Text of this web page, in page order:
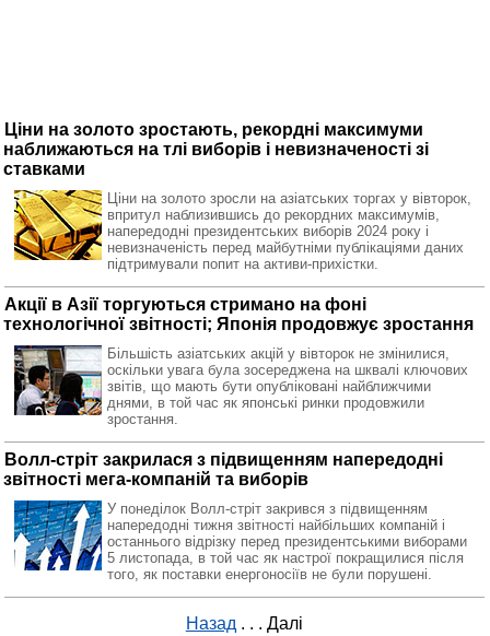
Ціни на золото зростають, рекордні максимуми
наближаються на тлі виборів і невизначеності зі
ставками
Ціни на золото зросли на азіатських торгах у вівторок,
впритул наблизившись до рекордних максимумів,
напередодні президентських виборів 2024 року і
невизначеність перед майбутніми публікаціями даних
підтримували попит на активи-прихістки.
Акції в Азії торгуються стримано на фоні
технологічної звітності; Японія продовжує зростання
Більшість азіатських акцій у вівторок не змінилися,
оскільки увага була зосереджена на шквалі ключових
звітів, що мають бути опубліковані найближчими
днями, в той час як японські ринки продовжили
зростання.
Волл-стріт закрилася з підвищенням напередодні
звітності мега-компаній та виборів
У понеділок Волл-стріт закрився з підвищенням
напередодні тижня звітності найбільших компаній і
останнього відрізку перед президентськими виборами
5 листопада, в той час як настрої покращилися після
того, як поставки енергоносіїв не були порушені.
Назад . . . Далі